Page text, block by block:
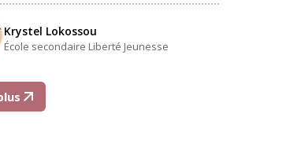
Krystel Lokossou
École secondaire Liberté Jeunesse